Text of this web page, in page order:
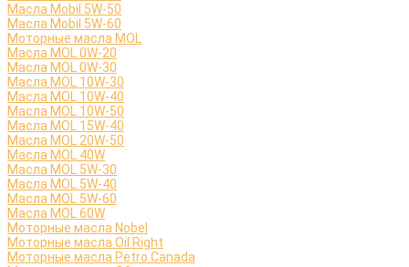
Масла Mobil 5W-50
Масла Mobil 5W-60
Моторные масла MOL
Масла MOL 0W-20
Масла MOL 0W-30
Масла MOL 10W-30
Масла MOL 10W-40
Масла MOL 10W-50
Масла MOL 15W-40
Масла MOL 20W-50
Масла MOL 40W
Масла MOL 5W-30
Масла MOL 5W-40
Масла MOL 5W-60
Масла MOL 60W
Моторные масла Nobel
Моторные масла Oil Right
Моторные масла Petro Canada